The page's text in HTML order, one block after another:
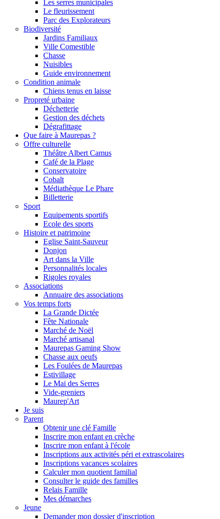
Les serres municipales
Le fleurissement
Parc des Explorateurs
Biodiversité
Jardins Familiaux
Ville Comestible
Chasse
Nuisibles
Guide environnement
Condition animale
Chiens tenus en laisse
Propreté urbaine
Déchetterie
Gestion des déchets
Dégrafittage
Que faire à Maurepas ?
Offre culturelle
Théâtre Albert Camus
Café de la Plage
Conservatoire
Cobalt
Médiathèque Le Phare
Billetterie
Sport
Equipements sportifs
Ecole des sports
Histoire et patrimoine
Eglise Saint-Sauveur
Donjon
Art dans la Ville
Personnalités locales
Rigoles royales
Associations
Annuaire des associations
Vos temps forts
La Grande Dictée
Fête Nationale
Marché de Noël
Marché artisanal
Maurepas Gaming Show
Chasse aux oeufs
Les Foulées de Maurepas
Estivillage
Le Mai des Serres
Vide-greniers
Maurep'Art
Je suis
Parent
Obtenir une clé Famille
Inscrire mon enfant en crèche
Inscrire mon enfant à l'école
Inscriptions aux activités péri et extrascolaires
Inscriptions vacances scolaires
Calculer mon quotient familial
Consulter le guide des familles
Relais Famille
Mes démarches
Jeune
Demander mon dossier d'inscription